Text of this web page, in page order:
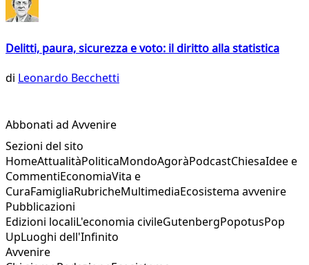
Delitti, paura, sicurezza e voto: il diritto alla statistica
di Leonardo Becchetti
Abbonati ad Avvenire
Sezioni del sito
HomeAttualitàPoliticaMondoAgoràPodcastChiesaIdee e
CommentiEconomiaVita e
CuraFamigliaRubricheMultimediaEcosistema avvenire
Pubblicazioni
Edizioni localiL'economia civileGutenbergPopotusPop
UpLuoghi dell'Infinito
Avvenire